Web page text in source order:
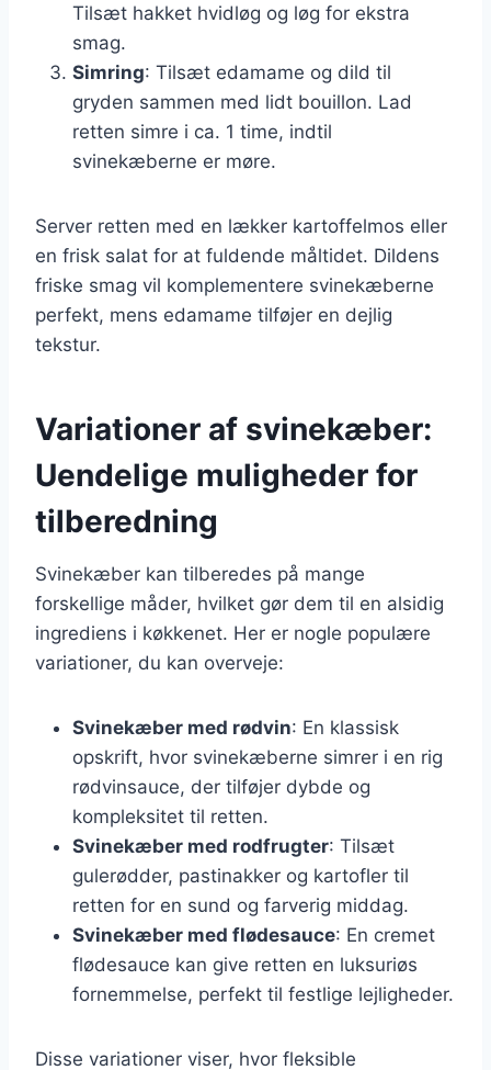
Tilsæt hakket hvidløg og løg for ekstra
smag.
Simring: Tilsæt edamame og dild til
gryden sammen med lidt bouillon. Lad
retten simre i ca. 1 time, indtil
svinekæberne er møre.
Server retten med en lækker kartoffelmos eller
en frisk salat for at fuldende måltidet. Dildens
friske smag vil komplementere svinekæberne
perfekt, mens edamame tilføjer en dejlig
tekstur.
Variationer af svinekæber:
Uendelige muligheder for
tilberedning
Svinekæber kan tilberedes på mange
forskellige måder, hvilket gør dem til en alsidig
ingrediens i køkkenet. Her er nogle populære
variationer, du kan overveje:
Svinekæber med rødvin: En klassisk
opskrift, hvor svinekæberne simrer i en rig
rødvinsauce, der tilføjer dybde og
kompleksitet til retten.
Svinekæber med rodfrugter: Tilsæt
gulerødder, pastinakker og kartofler til
retten for en sund og farverig middag.
Svinekæber med flødesauce: En cremet
flødesauce kan give retten en luksuriøs
fornemmelse, perfekt til festlige lejligheder.
Disse variationer viser, hvor fleksible